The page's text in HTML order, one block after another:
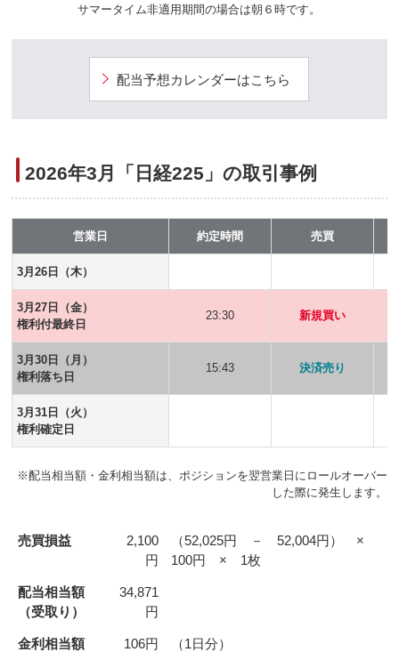
サマータイム非適用期間の場合は朝６時です。
配当予想カレンダーはこちら
2026年3月「日経225」の取引事例
営業日 約定時間 売買
3月26日（木）
3月27日（金）
権利付最終日
23:30 新規買い
3月30日（月）
権利落ち日
15:43 決済売り
3月31日（火）
権利確定日
※配当相当額・金利相当額は、ポジションを翌営業日にロールオーバー
した際に発生します。
売買損益
2,100
円
（52,025円 － 52,004円） ×
100円 × 1枚
配当相当額
（受取り）
34,871
円
金利相当額
106円 （1日分）